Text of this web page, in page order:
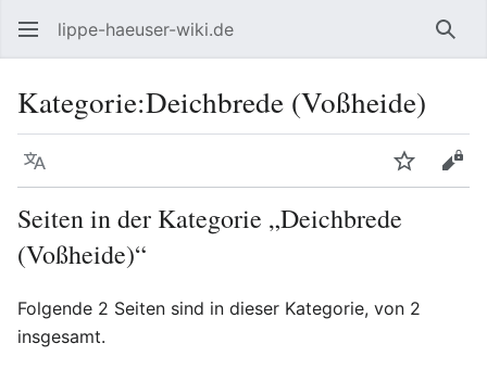
lippe-haeuser-wiki.de
Kategorie:Deichbrede (Voßheide)
Sprache
Seiten in der Kategorie „Deichbrede
(Voßheide)“
Folgende 2 Seiten sind in dieser Kategorie, von 2
insgesamt.